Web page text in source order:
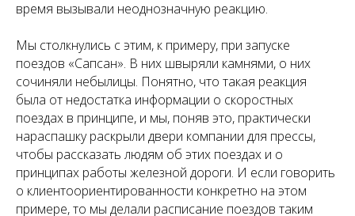
время вызывали неоднозначную реакцию.
Мы столкнулись с этим, к примеру, при запуске
поездов «Сапсан». В них швыряли камнями, о них
сочиняли небылицы. Понятно, что такая реакция
была от недостатка информации о скоростных
поездах в принципе, и мы, поняв это, практически
нараспашку раскрыли двери компании для прессы,
чтобы рассказать людям об этих поездах и о
принципах работы железной дороги. И если говорить
о клиентоориентированности конкретно на этом
примере, то мы делали расписание поездов таким